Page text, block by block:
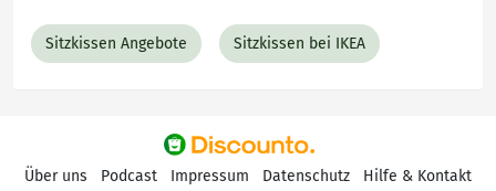
Sitzkissen Angebote Sitzkissen bei IKEA
Über uns Podcast Impressum Datenschutz Hilfe & Kontakt